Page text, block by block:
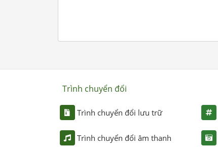
Trình chuyển đổi
Trình chuyển đổi lưu trữ
Trình chuyển đổi âm thanh